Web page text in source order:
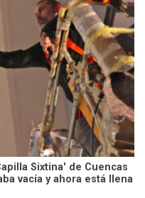
Sixtina' de Cuencas
vacía y ahora está llena